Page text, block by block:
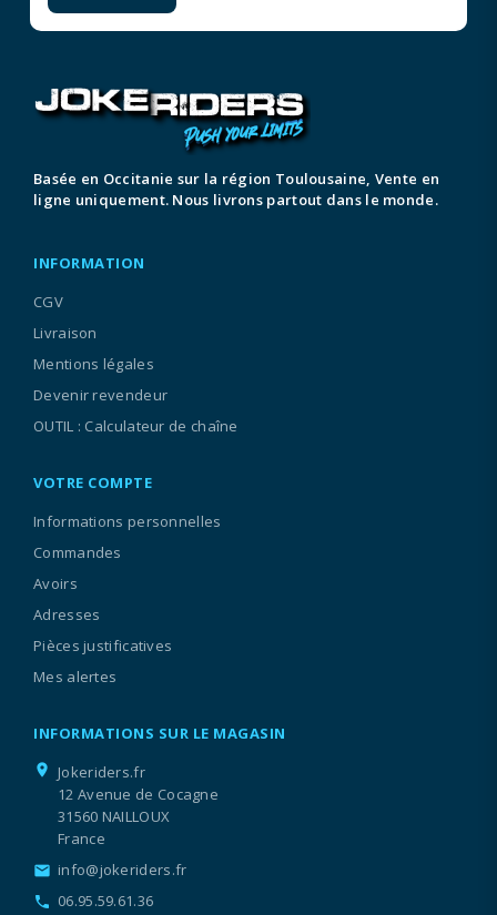
Basée en Occitanie sur la région Toulousaine, Vente en
ligne uniquement. Nous livrons partout dans le monde.
INFORMATION
CGV
Livraison
Mentions légales
Devenir revendeur
OUTIL : Calculateur de chaîne
VOTRE COMPTE
Informations personnelles
Commandes
Avoirs
Adresses
Pièces justificatives
Mes alertes
INFORMATIONS SUR LE MAGASIN
location_on
Jokeriders.fr
12 Avenue de Cocagne
31560 NAILLOUX
France
email info@jokeriders.fr
call 06.95.59.61.36